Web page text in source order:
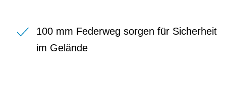
100 mm Federweg sorgen für Sicherheit
im Gelände